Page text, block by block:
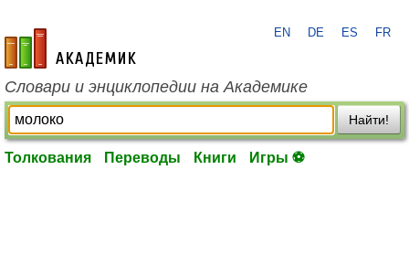
academic.ru
EN DE ES FR
Словари и энциклопедии на Академике
Найти!
Толкования Переводы Книги Игры ⚽